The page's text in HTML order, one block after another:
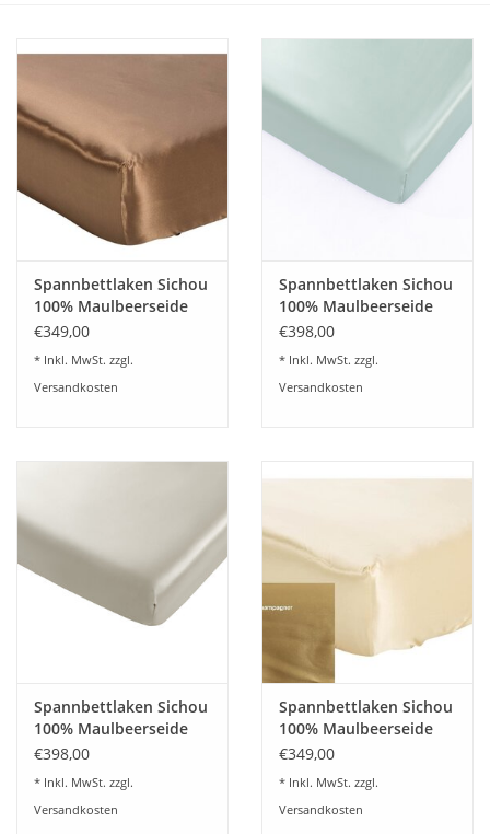
Haus-Bademäntel
Plaids, Decken, Kissen
Mode & Accessoires
Edles aus Cashmere
Tisch & Küche
Kinder
Angebote
Über uns
Vertrag widerrufen
Spannbettlaken Sichou
100% Maulbeerseide
Artio Fb.nußbraun
€349,00
* Inkl. MwSt. zzgl.
Versandkosten
Spannbettlaken Sichou
100% Maulbeerseide
Sina pudergrün
€398,00
* Inkl. MwSt. zzgl.
Versandkosten
Spannbettlaken Sichou
100% Maulbeerseide
Feronia kieselgrau
€398,00
* Inkl. MwSt. zzgl.
Versandkosten
Spannbettlaken Sichou
100% Maulbeerseide
Elias gold-champagner
€349,00
* Inkl. MwSt. zzgl.
Versandkosten